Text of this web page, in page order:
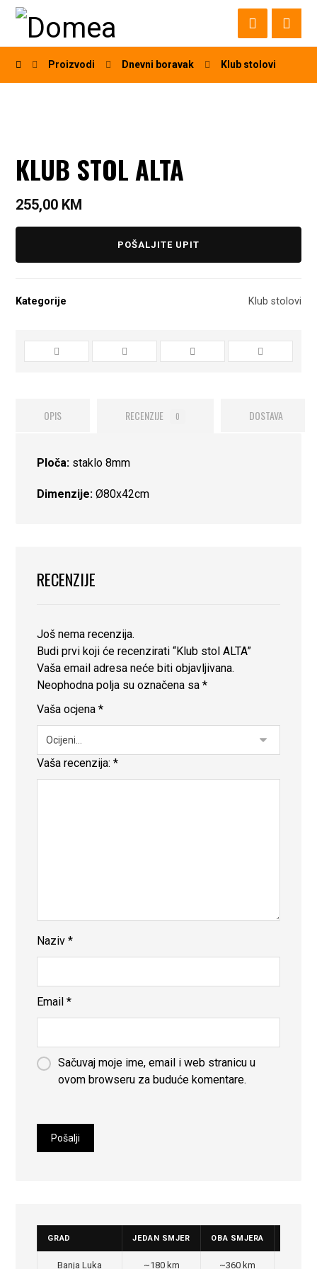
Proizvodi Dnevni boravak Klub stolovi
KLUB STOL ALTA
255,00 KM
POŠALJITE UPIT
Kategorije Klub stolovi
OPIS RECENZIJE 0 DOSTAVA
Ploča: staklo 8mm
Dimenzije:Ø80x42cm
RECENZIJE
Još nema recenzija.
Budi prvi koji će recenzirati “Klub stol ALTA”
Vaša email adresa neće biti objavljivana.
Neophodna polja su označena sa*
Vaša ocjena*
Vaša recenzija:*
Naziv*
Email*
Sačuvaj moje ime, email i web stranicu u
ovom browseru za buduće komentare.
GRAD JEDAN SMJER OBA SMJERA
Banja Luka ~180 km ~360 km